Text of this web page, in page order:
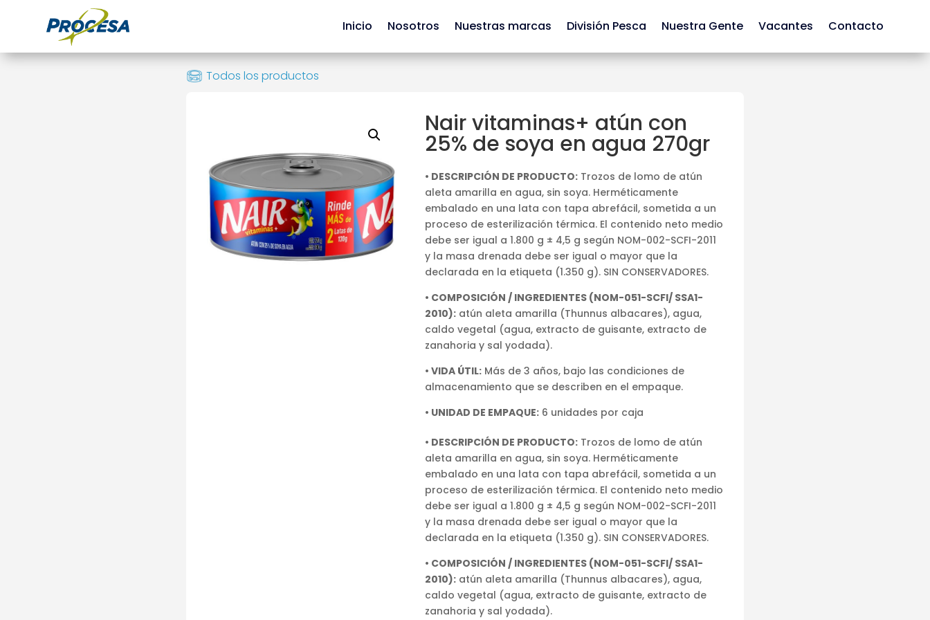
Inicio Nosotros Nuestras marcas División Pesca Nuestra Gente Vacantes Contacto
Todos los productos
Nair vitaminas+ atún con
25% de soya en agua 270gr
• DESCRIPCIÓN DE PRODUCTO:Trozos de lomo de atún
aleta amarilla en agua, sin soya. Herméticamente
embalado en una lata con tapa abrefácil, sometida a un
proceso de esterilización térmica. El contenido neto medio
debe ser igual a 1.800 g ± 4,5 g según NOM-002-SCFI-2011
y la masa drenada debe ser igual o mayor que la
declarada en la etiqueta (1.350 g). SIN CONSERVADORES.
• COMPOSICIÓN / INGREDIENTES (NOM-051-SCFI/ SSA1-
2010):atún aleta amarilla (Thunnus albacares), agua,
caldo vegetal (agua, extracto de guisante, extracto de
zanahoria y sal yodada).
• VIDA ÚTIL:Más de 3 años, bajo las condiciones de
almacenamiento que se describen en el empaque.
• UNIDAD DE EMPAQUE:6 unidades por caja
• DESCRIPCIÓN DE PRODUCTO:Trozos de lomo de atún
aleta amarilla en agua, sin soya. Herméticamente
embalado en una lata con tapa abrefácil, sometida a un
proceso de esterilización térmica. El contenido neto medio
debe ser igual a 1.800 g ± 4,5 g según NOM-002-SCFI-2011
y la masa drenada debe ser igual o mayor que la
declarada en la etiqueta (1.350 g). SIN CONSERVADORES.
• COMPOSICIÓN / INGREDIENTES (NOM-051-SCFI/ SSA1-
2010):atún aleta amarilla (Thunnus albacares), agua,
caldo vegetal (agua, extracto de guisante, extracto de
zanahoria y sal yodada).